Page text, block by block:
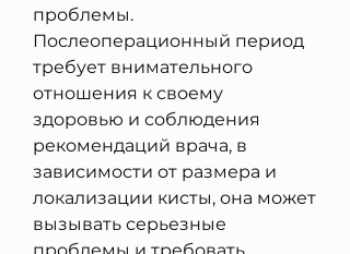
проблемы.
Послеоперационный период
требует внимательного
отношения к своему
здоровью и соблюдения
рекомендаций врача, в
зависимости от размера и
локализации кисты, она может
вызывать серьезные
проблемы и требовать